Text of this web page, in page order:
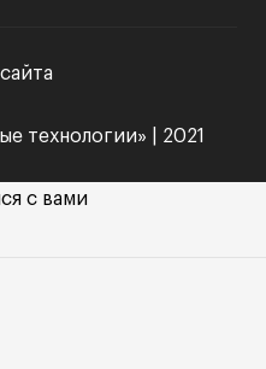
технологии» | 2021
с вами